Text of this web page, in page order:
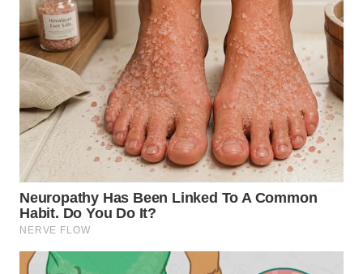
TAPANULI
TENGAH
WN DELI
SERDANG
WN
TEBING
TINGGI
WN
PAKPAK
WN